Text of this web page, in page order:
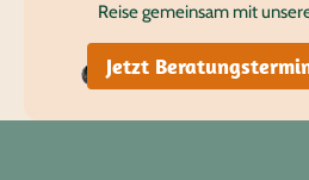
Reise gemeinsam mit
Jetzt